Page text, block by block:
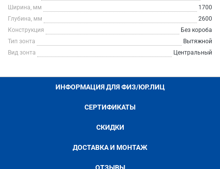
Ширина, мм
1700
Глубина, мм
2600
Конструкция
Без короба
Тип зонта
Вытяжной
Вид зонта
Центральный
ИНФОРМАЦИЯ ДЛЯ ФИЗ/ЮР.ЛИЦ
СЕРТИФИКАТЫ
СКИДКИ
ДОСТАВКА И МОНТАЖ